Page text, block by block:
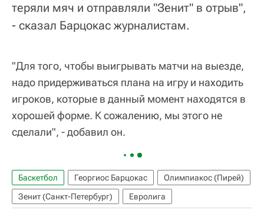
теряли мяч и отправляли "Зенит" в отрыв",
- сказал Барцокас журналистам.
"Для того, чтобы выигрывать матчи на выезде,
надо придерживаться плана на игру и находить
игроков, которые в данный момент находятся в
хорошей форме. К сожалению, мы этого не
сделали", - добавил он.
Баскетбол Георгиос Барцокас
Олимпиакос (Пирей)
Зенит (Санкт-Петербург)
Евролига